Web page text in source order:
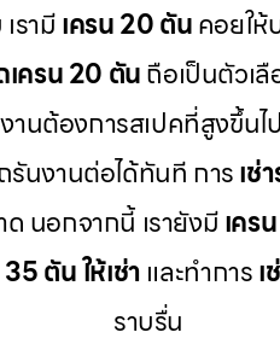
รามีเครน 20 ตันคอยใ
เครน 20 ตันถือเป็นตัวเ
นต้องการสเปคที่สูงขึ้นไ
นงานต่อได้ทันที การเช่
นอกจากนี้ เรายังมีเคร
ตัน ให้เช่าและทำการ
ราบรื่น